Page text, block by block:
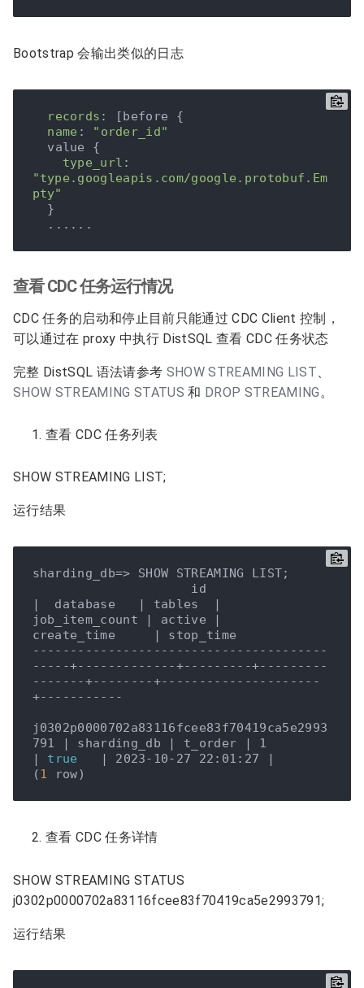
Bootstrap 会输出类似的日志
records : [before {
name :
"order_id"
type_url
"type.googleapis.com/google.protobuf.Em
pty"
查看 CDC 任务运行情况
CDC 任务的启动和停止目前只能通过 CDC Client 控制，
可以通过在 proxy 中执行 DistSQL 查看 CDC 任务状态
完整 DistSQL 语法请参考 SHOW STREAMING LIST、
SHOW STREAMING STATUS 和 DROP STREAMING。
查看 CDC 任务列表
SHOW STREAMING LIST;
运行结果
sharding_db=> SHOW STREAMING LIST;
|  database   |
tables
|
job_item_count |
active
|
create_time     |
stop_time
---------------------------------------
-----+-------------+---------+---------
-------+--------+---------------------
+-----------
j0302p0000702a83116fcee83f70419ca5e2993
791
| sharding_db | t_order
| 1
|
true
| 2023-10-27 22:01:27 |
(1
查看 CDC 任务详情
SHOW STREAMING STATUS
j0302p0000702a83116fcee83f70419ca5e2993791;
运行结果